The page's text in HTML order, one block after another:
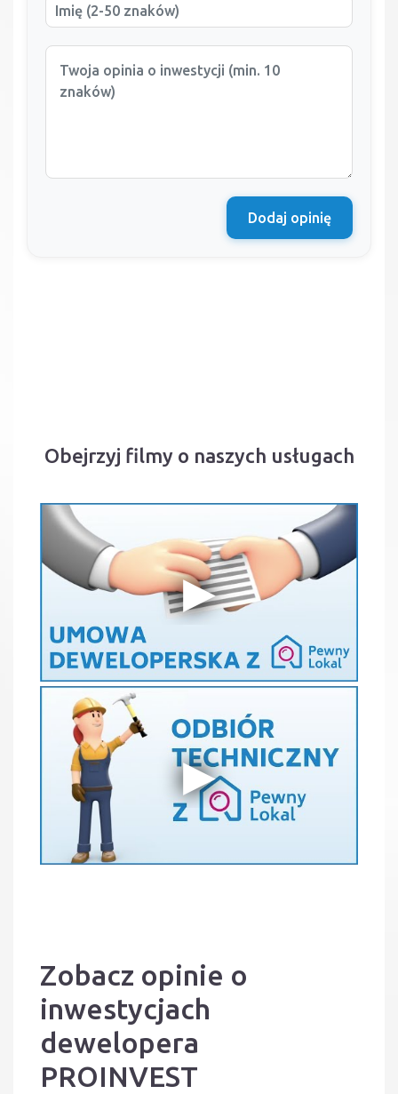
Dodaj opinię
Obejrzyj filmy o naszych usługach
Zobacz opinie o
inwestycjach
dewelopera
PROINVEST